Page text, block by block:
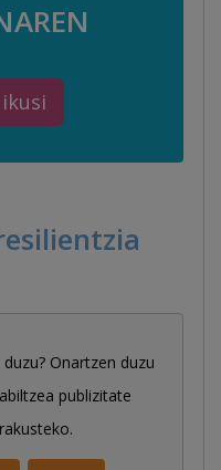
Onartzen duzu
publizitate